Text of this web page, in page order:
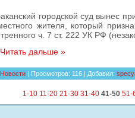
городской суд вынес
жителя, который
ч. 7 ст. 222 УК РФ
Читать дальше »
Новости | Просмотров: 116 | Добавил:
1-10 11-20 21-30 31-40 41-50 51-